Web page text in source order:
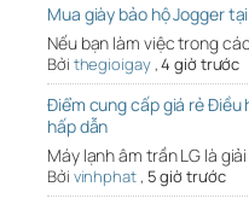
Mua giày bảo hộ Jogger
Nếu bạn làm việc trong
Bởi thegioigay,4 giờ trước
Điểm cung cấp giá rẻ Điều
hấp dẫn
Máy lạnh âm trần LG là
Bởi vinhphat, 5 giờ trước